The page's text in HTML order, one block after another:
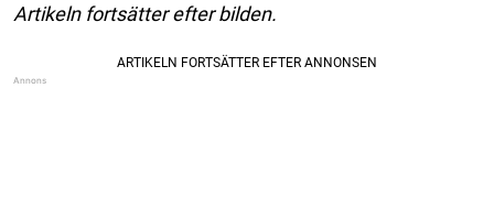
Artikeln fortsätter efter bilden.